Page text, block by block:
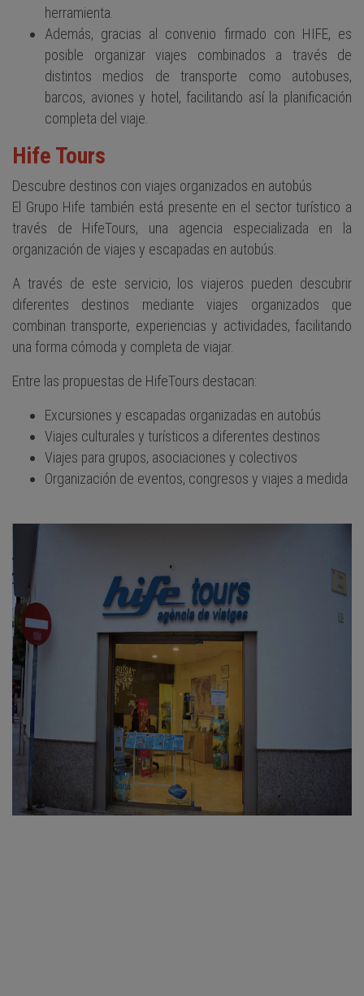
herramienta.
Además, gracias al convenio firmado con HIFE, es
posible organizar viajes combinados a través de
distintos medios de transporte como autobuses,
barcos, aviones y hotel, facilitando así la planificación
completa del viaje.
Hife Tours
Descubre destinos con viajes organizados en autobús
El Grupo Hife también está presente en el sector turístico a
través de HifeTours, una agencia especializada en la
organización de viajes y escapadas en autobús.
A través de este servicio, los viajeros pueden descubrir
diferentes destinos mediante viajes organizados que
combinan transporte, experiencias y actividades, facilitando
una forma cómoda y completa de viajar.
Entre las propuestas de HifeTours destacan:
Excursiones y escapadas organizadas en autobús
Viajes culturales y turísticos a diferentes destinos
Viajes para grupos, asociaciones y colectivos
Organización de eventos, congresos y viajes a medida